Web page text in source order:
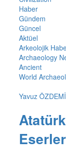
Haber
Gündem
Güncel
Aktüel
Arkeolojik
Archaeology
Ancient
World
Yavuz